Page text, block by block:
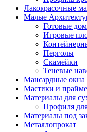
Лакокрасочные
Малые
Готовые
Игровые
Перголы
Скамейки
Теневые
Мансардные окна
Мастики и
Материалы для
Профиля
Материалы под
Металлопрокат